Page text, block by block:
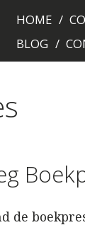
HOME
BLOG
de